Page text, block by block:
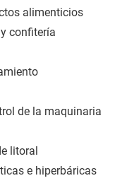
alimenticios
confitería
de la maquinaria
litoral
e hiperbáricas